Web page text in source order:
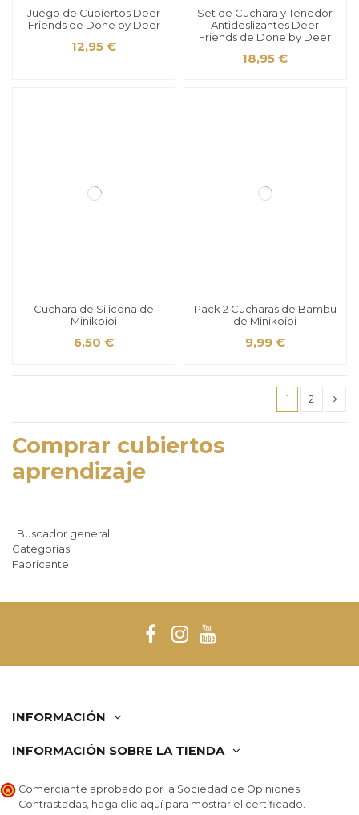
Juego de Cubiertos Deer
Friends de Done by Deer
12,95 €
Set de Cuchara y Tenedor
Antideslizantes Deer
Friends de Done by Deer
18,95 €
Cuchara de Silicona de
Minikoioi
6,50 €
Pack 2 Cucharas de Bambu
de Minikoioi
9,99 €
1 2
Comprar cubiertos
aprendizaje
Buscador general
Categorías
Fabricante
INFORMACIÓN
INFORMACIÓN SOBRE LA TIENDA
Comerciante aprobado por la Sociedad de Opiniones
Contrastadas, haga clic aquí para mostrar el certificado.